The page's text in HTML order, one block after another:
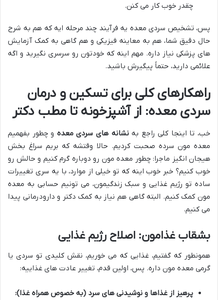
چقدر خوب کار می کنن.
پس، تشخیص سردی معده یه فرآیند چند مرحله ایه که هم به شرح
حال دقیق شما، هم به معاینه فیزیکی و هم گاهی به کمک آزمایش
های پزشکی نیاز داره. مهم اینه که خودتون رو سرسری نگیرید و اگه
علائمی دارید، حتماً پیگیرش باشید.
راهکارهای کلی برای تسکین و درمان
سردی معده: از آشپزخونه تا مطب دکتر
خب، تا اینجا کلی راجع بهنشانه های سردی معده و چطور بفهمیم
معده مون سرده صحبت کردیم. حالا وقتشه که بریم سراغ بخش
هیجان انگیز ماجرا: چطور معده مون رو دوباره گرم کنیم و حالش رو
خوب کنیم؟ خبر خوب اینه که تو خیلی از موارد، با یه سری تغییرات
ساده تو رژیم غذایی و سبک زندگیمون، می تونیم حسابی به معده
مون کمک کنیم. البته گاهی هم نیاز به کمک دکتر و دارودرمانی پیدا
می کنیم.
بشقاب غذامون: اصلاح رژیم غذایی
همونطور که گفتیم، غذایی که می خوریم، نقش کلیدی تو سردی یا
گرمی معده مون داره. پس، اولین قدم، تغییر عادت های غذاییه:
پرهیز از غذاها و نوشیدنی های سرد (به خصوص همراه غذا):